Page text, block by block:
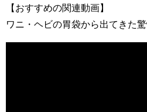
【おすすめの関連動画】
ワニ・ヘビの胃袋から出てきた